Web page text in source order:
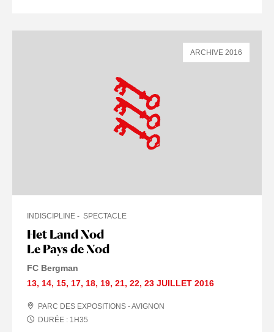
Het Land Nod
Le Pays de Nod
INDISCIPLINE SPECTACLE
FC Bergman
13, 14, 15, 17, 18, 19, 21, 22, 23 JUILLET 2016
PARC DES EXPOSITIONS - AVIGNON
DURÉE : 1 H35
ARCHIVE 2016